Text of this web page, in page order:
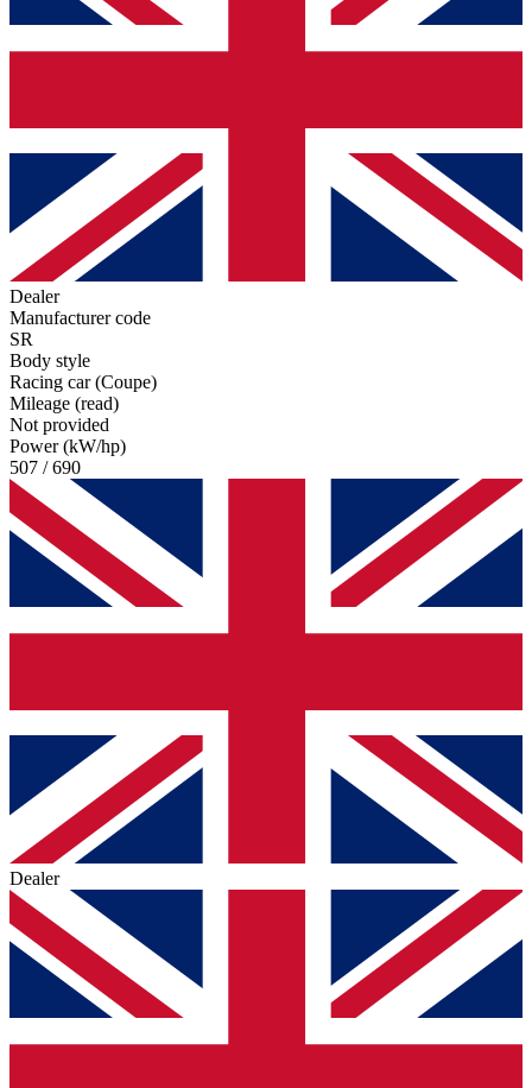
Dealer
Manufacturer code
SR
Body style
Racing car (Coupe)
Mileage (read)
Not provided
Power (kW/hp)
507 / 690
Dealer